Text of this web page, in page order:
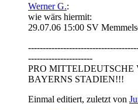
Werner G.:
wie wärs hiermit:
29.07.06 15:00 SV
----------------------
PRO MITTELDEUTSCHE
BAYERNS STADIEN!!!
Einmal editiert, zuletzt von